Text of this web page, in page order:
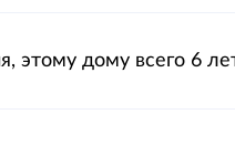
этому дому всего 6